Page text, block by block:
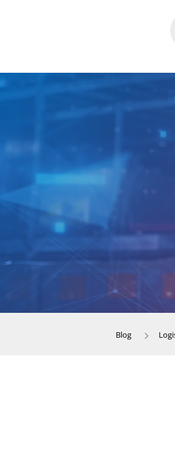
Infrastruktur & Betrieb
Über uns
Blog
Blog